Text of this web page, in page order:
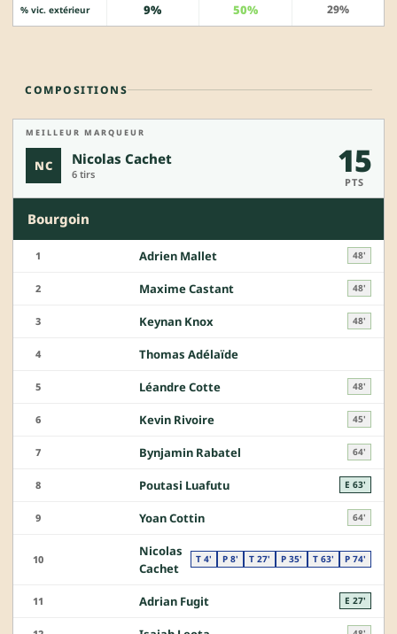
% vic. extérieur 9% 50% 29%
COMPOSITIONS
MEILLEUR MARQUEUR
NC Nicolas Cachet
6 tirs 15
PTS
Bourgoin
1 Adrien Mallet 48'
2 Maxime Castant 48'
3 Keynan Knox 48'
4 Thomas Adélaïde
5 Léandre Cotte 48'
6 Kevin Rivoire 45'
7 Bynjamin Rabatel 64'
8 Poutasi Luafutu E 63'
9 Yoan Cottin 64'
10
Nicolas
Cachet
T 4' P 8' T 27' P 35' T 63' P 74'
11 Adrian Fugit E 27'